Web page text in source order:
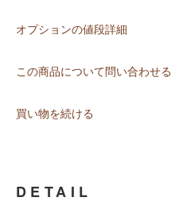
オプションの値段詳細
この商品について問い合わせる
買い物を続ける
DETAIL